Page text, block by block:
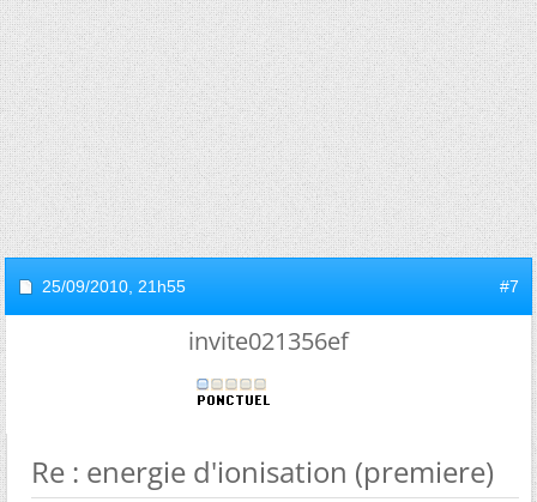
25/09/2010, 21h55 #7
invite021356ef
Re : energie d'ionisation (premiere)